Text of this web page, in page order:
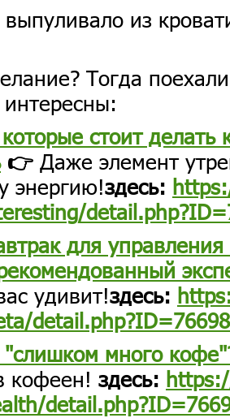
из
Тогда
стоит делать
👉 Даже элемент
энергию!здесь:
для
удивит!здесь:
detail.php?ID=76698
"слишком много
кофеен!​​​​ здесь: